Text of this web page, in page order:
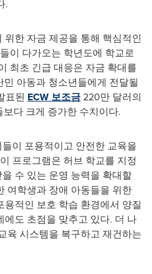
.
한 자금 제공을 통해 핵심적인
이 다가오는 학년도에 학교로
최초 긴급 대응은 자금 확대를
아동과 청소년들에게 전달될
표된 ECW 보조금220만 달러의
다 크게 증가한 수치이다.
이 포용적이고 안전한 교육을
프로그램은 허브 학교를 지정
수 있는 운영 능력을 확대할
여학생과 장애 아동들을 위한
적인 보호 학습 환경에서 양질
도 초점을 맞추고 있다. 더 나
육 시스템을 복구하고 재건하는